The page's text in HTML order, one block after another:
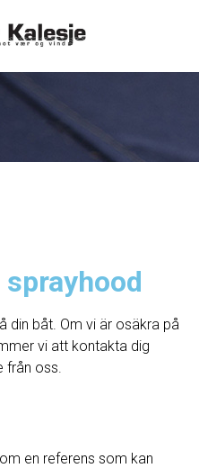
din båt. Om vi ​​är osäkra på
vi att kontakta dig
från oss.
en referens som kan